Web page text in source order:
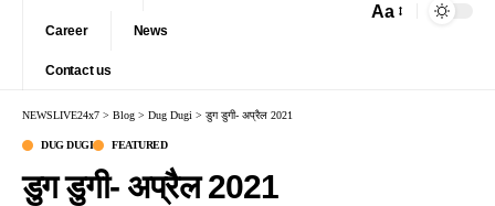
Career News
Contact us
Aa
NEWSLIVE24x7 > Blog > Dug Dugi > डुग डुगी- अप्रैल 2021
DUG DUGI FEATURED
डुग डुगी- अप्रैल 2021